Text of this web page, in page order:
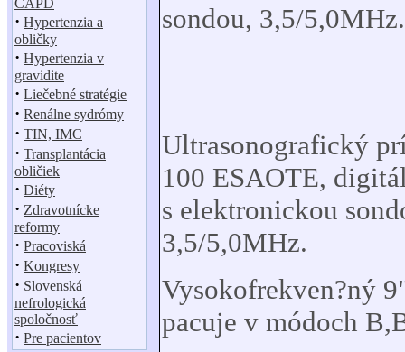
CAPD
· Hypertenzia a
obličky
· Hypertenzia v
gravidite
· Liečebné stratégie
· Renálne sydrómy
· TIN, IMC
· Transplantácia
obličiek
· Diéty
· Zdravotnícke
reformy
· Pracoviská
· Kongresy
· Slovenská
nefrologická
spoločnosť
· Pre pacientov
sondou, 3,5/5,0MHz.
Ultrasonografický
100 ESAOTE,
s elektronickou
3,5/5,0MHz.
Vysokofrekven?ný
pacuje v módoch